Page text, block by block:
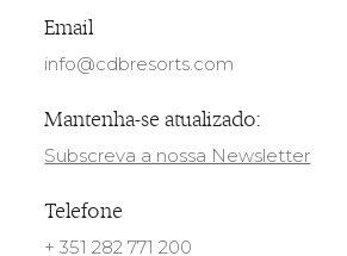
Email
info@cdbresorts.com
Mantenha-se atualizado:
Subscreva a nossa Newsletter
Telefone
+ 351 282 771 200